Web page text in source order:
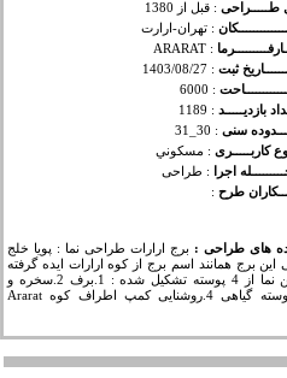
طـــــراحی : قبل از 1380
: تهران-ارارت
:
ARARAT
ثبت :
1403/08/27
:
6000
بازدیـــــد :
1189
سنی :
30_31
کاربـــــری : مسكوني
اجرا : طراحی
طرح :
های طراحی : برج ارارات طراحی نما : پویا خلج
این برج همانند اسم برج از کوه ارارات ایده گرفته
شده . این نما از 4 پوسته تشکیل شده : 1.برف 2.سخره و
سنگ 3.پوسته گیاهی 4.روشنایی کمپ اطراف کوه Ararat